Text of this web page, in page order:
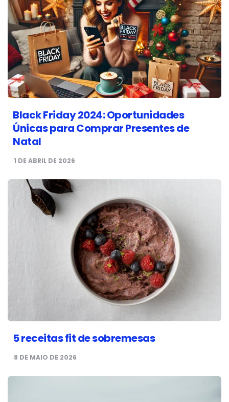
Black Friday 2024: Oportunidades
Únicas para Comprar Presentes de
Natal
1 DE ABRIL DE 2026
5 receitas fit de sobremesas
8 DE MAIO DE 2026